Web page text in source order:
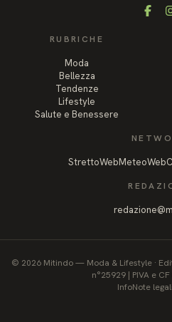
RUBRICHE
Moda
Bellezza
Tendenze
Lifestyle
Salute e Benessere
StrettoWebMeteoWeb
© 2026 Mitindo— Moda & Lifestyle ·
n°25929 | PIVA e
InfoNote legali